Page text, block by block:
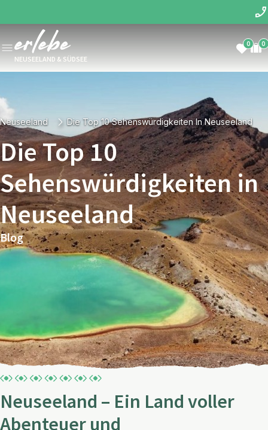
NEUSEELAND & SÜDSEE
0 0
Neuseeland Die Top 10 Sehenswürdigkeiten In Neuseeland
Die Top 10
Sehenswürdigkeiten in
Neuseeland
Blog
Neuseeland – Ein Land voller
Abenteuer und